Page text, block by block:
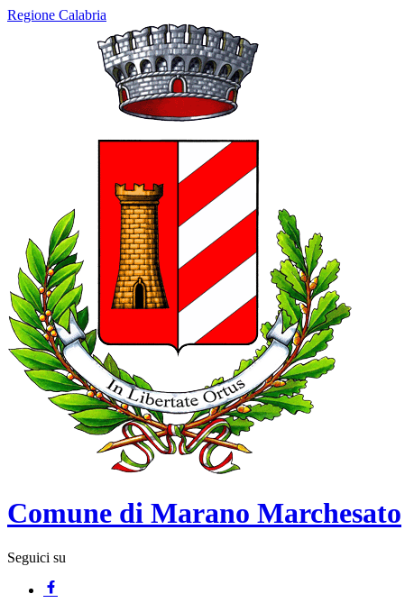
Regione Calabria
Comune di Marano Marchesato
Seguici su